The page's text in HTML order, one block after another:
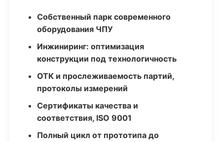
Собственный парк современного
оборудования ЧПУ
Инжиниринг: оптимизация
конструкции под технологичность
ОТК и прослеживаемость партий,
протоколы измерений
Сертификаты качества и
соответствия, ISO 9001
Полный цикл от прототипа до